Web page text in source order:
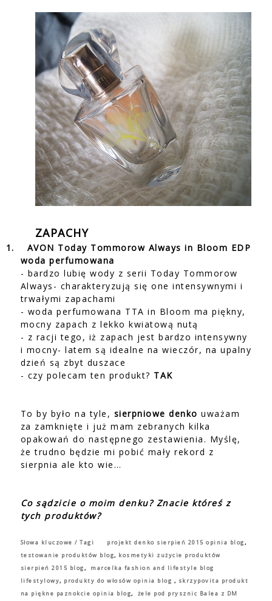
ZAPACHY
1.
AVON Today Tommorow Always in Bloom EDP
woda perfumowana
- bardzo lubię wody z serii Today Tommorow
Always- charakteryzują się one intensywnymi i
trwałymi zapachami
- woda perfumowana TTA in Bloom ma piękny,
mocny zapach z lekko kwiatową nutą
- z racji tego, iż zapach jest bardzo intensywny
i mocny- latem są idealne na wieczór, na upalny
dzień są zbyt duszace
- czy polecam ten produkt? TAK
To by było na tyle, sierpniowe denkouważam
za zamknięte i już mam zebranych kilka
opakowań do następnego zestawienia. Myślę,
że trudno będzie mi pobić mały rekord z
sierpnia ale kto wie…
Co sądzicie o moim denku? Znacie któreś z
tych produktów?
Słowa kluczowe / Tagi projekt denko sierpień 2015 opinia blog,
testowanie produktów blog, kosmetyki zużycie produktów
sierpień 2015 blog, marcelka fashion and lifestyle blog
lifestylowy, produkty do włosów opinia blog , skrzypovita produkt
na piękne paznokcie opinia blog,
żele pod prysznic Balea z DM